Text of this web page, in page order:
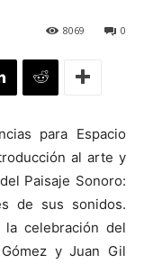
0
8069
para Espacio
al arte y
Paisaje Sonoro:
de sus sonidos.
celebración del
y Juan Gil